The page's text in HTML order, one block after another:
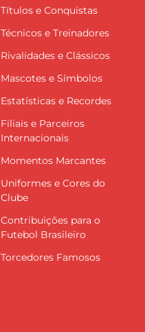
Títulos e Conquistas
Técnicos e Treinadores
Rivalidades e Clássicos
Mascotes e Símbolos
Estatísticas e Recordes
Filiais e Parceiros
Internacionais
Momentos Marcantes
Uniformes e Cores do
Clube
Contribuições para o
Futebol Brasileiro
Torcedores Famosos